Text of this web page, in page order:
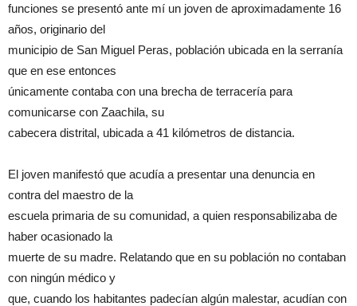
funciones se presentó ante mí un joven de aproximadamente 16
años, originario del
municipio de San Miguel Peras, población ubicada en la serranía
que en ese entonces
únicamente contaba con una brecha de terracería para
comunicarse con Zaachila, su
cabecera distrital, ubicada a 41 kilómetros de distancia.
El joven manifestó que acudía a presentar una denuncia en
contra del maestro de la
escuela primaria de su comunidad, a quien responsabilizaba de
haber ocasionado la
muerte de su madre. Relatando que en su población no contaban
con ningún médico y
que, cuando los habitantes padecían algún malestar, acudían con